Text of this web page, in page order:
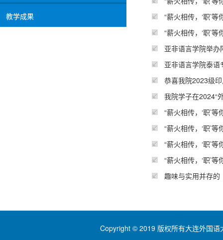
教学成果
“薪火相传，‘职’
“薪火相传，‘职’
亚非语言学院举
亚非语言学院泰
恭喜我院2023级
我院学子在2024“
“薪火相传，‘职’
“薪火相传，‘职’
“薪火相传，‘职’
“薪火相传，‘职’
趣味与实用并存的
Copyright © 2019 版权所有大连外国